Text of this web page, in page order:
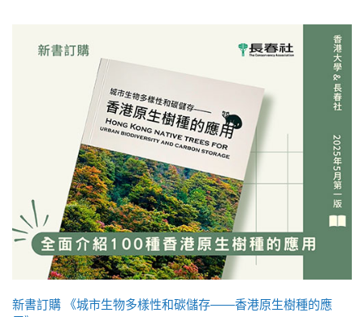
新書訂購 《城市生物多樣性和碳儲存——香港原生樹種的應